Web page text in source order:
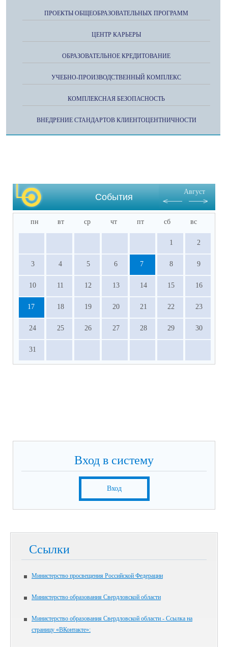
ПРОЕКТЫ ОБЩЕОБРАЗОВАТЕЛЬНЫХ ПРОГРАММ
ЦЕНТР КАРЬЕРЫ
ОБРАЗОВАТЕЛЬНОЕ КРЕДИТОВАНИЕ
УЧЕБНО-ПРОИЗВОДСТВЕННЫЙ КОМПЛЕКС
КОМПЛЕКСНАЯ БЕЗОПАСНОСТЬ
ВНЕДРЕНИЕ СТАНДАРТОВ КЛИЕНТОЦЕНТНИЧНОСТИ
События
Август
пн вт ср чт пт сб вс
1 2
3 4 5 6 7 8 9
10 11 12 13 14 15 16
17 18 19 20 21 22 23
24 25 26 27 28 29 30
31
Вход в систему
Вход
Ссылки
Министерство просвещения Российской Федерации
Министерство образования Свердловской области
Министерство образования Свердловской области - Ссылка на
страницу «ВКонтакте»: